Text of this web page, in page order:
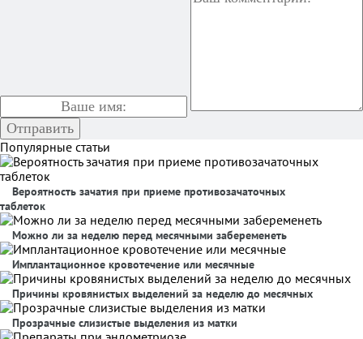
Популярные статьи
Вероятность зачатия при приеме противозачаточных
таблеток
Можно ли за неделю перед месячными забеременеть
Имплантационное кровотечение или месячные
Причины кровянистых выделений за неделю до месячных
Прозрачные слизистые выделения из матки